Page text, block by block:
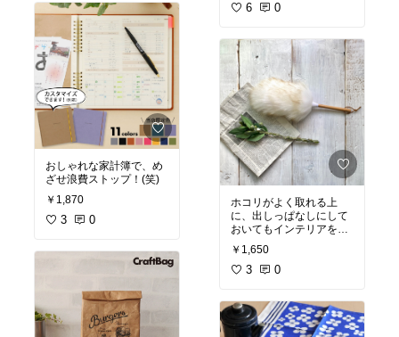
おしゃれな家計簿で、め
ざせ浪費ストップ！(笑)
￥1,870
3 0
6 0
ホコリがよく取れる上
に、出しっぱなしにして
おいてもインテリアを損
ねない羊毛ダスター☆な
んと、おしゃれ着洗剤で
洗えるらしい♡
￥1,650
3 0